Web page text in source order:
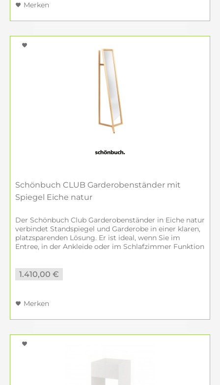
Merken
Schönbuch CLUB Garderobenständer mit
Spiegel Eiche natur
Der Schönbuch Club Garderobenständer in Eiche natur
verbindet Standspiegel und Garderobe in einer klaren,
platzsparenden Lösung. Er ist ideal, wenn Sie im
Entree, in der Ankleide oder im Schlafzimmer Funktion
1.410,00 €
Merken